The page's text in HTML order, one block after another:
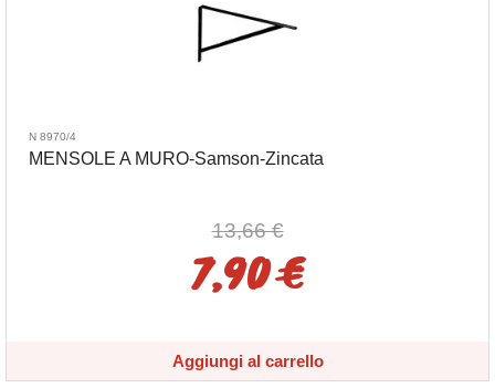
N 8970/4
MENSOLE A MURO-Samson-Zincata
13,66 €
7,90 €
Aggiungi al carrello